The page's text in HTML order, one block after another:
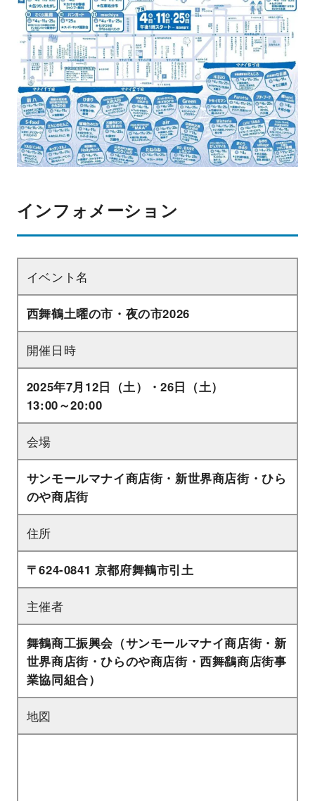
インフォメーション
イベント名
西舞鶴土曜の市・夜の市2026
開催日時
2025年7月12日（土）・26日（土）
13:00～20:00
会場
サンモールマナイ商店街・新世界商店街・ひら
のや商店街
住所
〒624-0841 京都府舞鶴市引土
主催者
舞鶴商工振興会（サンモールマナイ商店街・新
世界商店街・ひらのや商店街・西舞鷂商店街事
業協同組合）
地図